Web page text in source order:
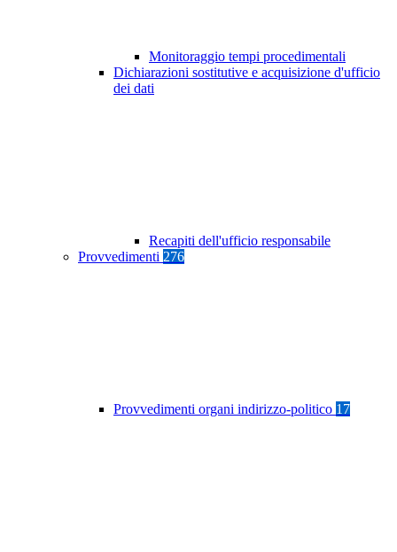
Monitoraggio tempi procedimentali
Dichiarazioni sostitutive e acquisizione d'ufficio
dei dati
Recapiti dell'ufficio responsabile
Provvedimenti 276
Provvedimenti organi indirizzo-politico 17